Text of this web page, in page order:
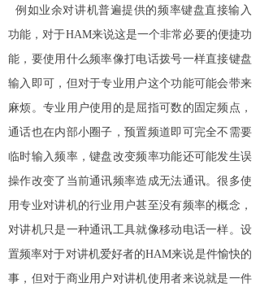
例如业余对讲机普遍提供的频率键盘直接输入
功能，对于HAM来说这是一个非常必要的便捷功
能，要使用什么频率像打电话拨号一样直接键盘
输入即可，但对于专业用户这个功能可能会带来
麻烦。专业用户使用的是屈指可数的固定频点，
通话也在内部小圈子，预置频道即可完全不需要
临时输入频率，键盘改变频率功能还可能发生误
操作改变了当前通讯频率造成无法通讯。很多使
用专业对讲机的行业用户甚至没有频率的概念，
对讲机只是一种通讯工具就像移动电话一样。设
置频率对于对讲机爱好者的HAM来说是件愉快的
事，但对于商业用户对讲机使用者来说就是一件